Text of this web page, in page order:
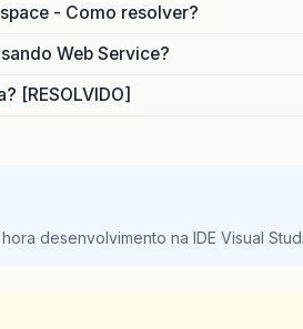
- Como resolver?
Web Service?
[RESOLVIDO]
desenvolvimento na IDE Visual